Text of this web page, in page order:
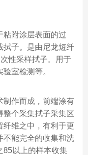
粘附涂层表面的过
拭子。是由尼龙短纤
性采样拭子。用于
室检测等。
制作而成，前端涂有
整个采集拭子采集区
纤维之中，有利于更
不能完全的收集和洗
85以上的样本收集